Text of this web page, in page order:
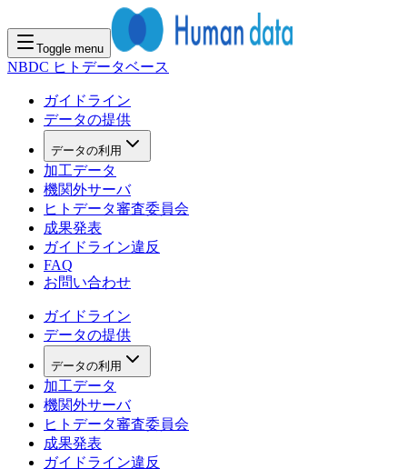
Toggle menu
NBDC ヒトデータベース
ガイドライン
データの提供
データの利用
加工データ
機関外サーバ
ヒトデータ審査委員会
成果発表
ガイドライン違反
FAQ
お問い合わせ
ガイドライン
データの提供
データの利用
加工データ
機関外サーバ
ヒトデータ審査委員会
成果発表
ガイドライン違反